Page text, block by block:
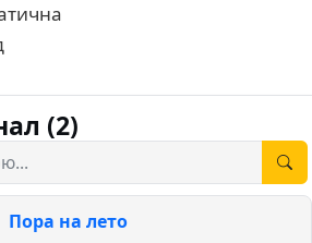
(2)
Пора на лето